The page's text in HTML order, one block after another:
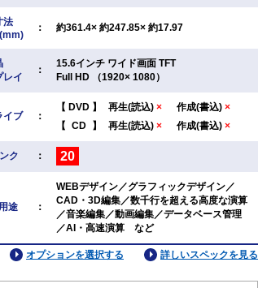
法
： 約361.4× 約247.85× 約17.97
レイ
：
15.6インチ ワイド画面 TFT
Full HD （1920× 1080）
イブ ：
【 DVD 】 再生(読込) × 作成(書込) ×
【 CD 】 再生(読込) × 作成(書込) ×
ク ： 20
途 ：
WEBデザイン／グラフィックデザイン／
CAD・3D編集／数千行を超える高度な演算
／音楽編集／動画編集／データベース管理
／AI・高速演算 など
詳しいスペックを見る
オプションを選択する